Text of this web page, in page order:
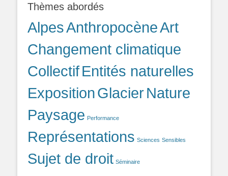
Thèmes abordés
AlpesAnthropocèneArt
Changement climatique
CollectifEntités naturelles
ExpositionGlacierNature
Paysage Performance
Représentations Sciences Sensibles
Sujet de droit Séminaire